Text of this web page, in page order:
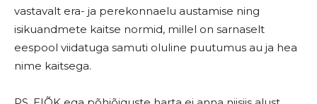
vastavalt era- ja perekonnaelu austamise ning
isikuandmete kaitse normid, millel on sarnaselt
eespool viidatuga samuti oluline puutumus au ja hea
nime kaitsega.